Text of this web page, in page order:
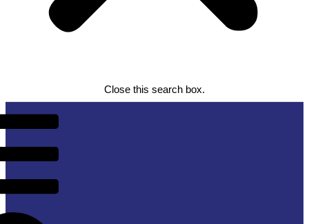
Close this search box.